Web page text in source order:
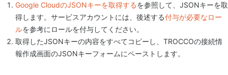
Google CloudのJSONキーを取得するを参照して、JSONキーを取
得します。サービスアカウントには、後述する付与が必要なロー
ルを参考にロールを付与してください。
取得したJSONキーの内容をすべてコピーし、TROCCOの接続情
報作成画面のJSONキーフォームにペーストします。